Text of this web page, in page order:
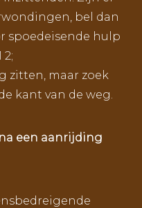
bel dan
spoedeisende hulp
zitten, maar zoek
kant van de weg.
een aanrijding